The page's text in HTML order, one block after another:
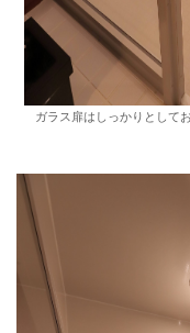
ガラス扉はしっかりとして